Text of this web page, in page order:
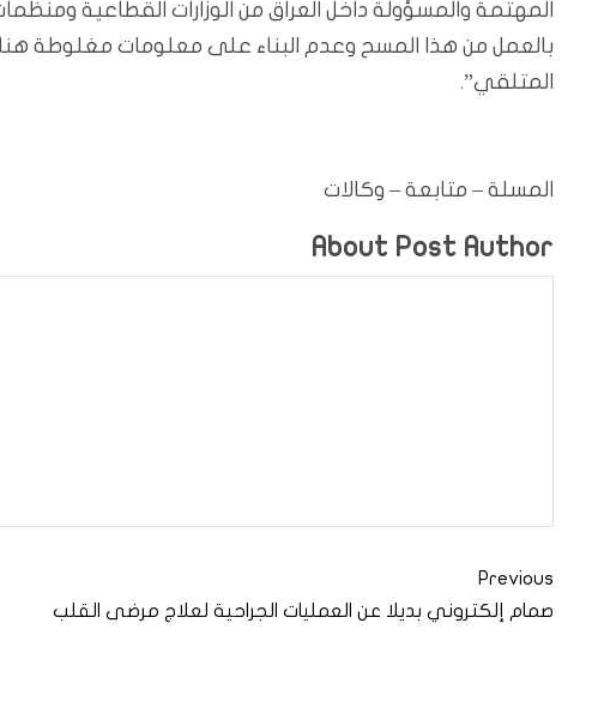
المهتمة والمسؤولة داخل العراق من الوزارات القطاعية
بالعمل من هذا المسح وعدم البناء على معلومات مغلوطة
المتلقي”.
المسلة – متابعة – وكالات
About Post Author
Previous
صمام إلكتروني بديلا عن العمليات الجراحية لعلاج مرضى القلب